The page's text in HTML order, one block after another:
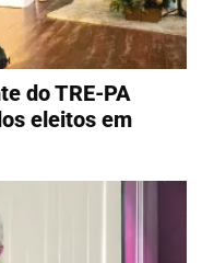
do TRE-PA
eleitos em